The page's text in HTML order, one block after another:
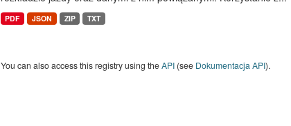
PDF JSON ZIP TXT
You can also access this registry using theAPI(see Dokumentacja API).